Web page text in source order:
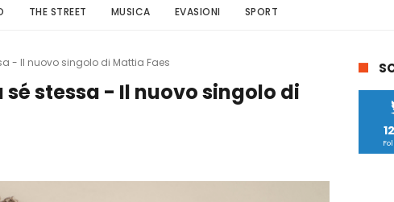
THE STREET MUSICA EVASIONI SPORT
- Il nuovo singolo di Mattia Faes
sé stessa - Il nuovo singolo di